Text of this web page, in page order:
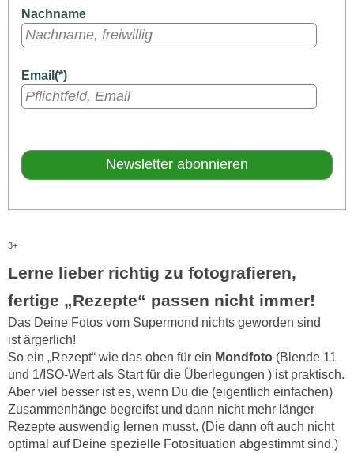
Nachname
Email(*)
3+
Lerne lieber richtig zu fotografieren,
fertige „Rezepte“ passen nicht immer!
Das Deine Fotos vom Supermond nichts geworden sind
ist ärgerlich!
So ein „Rezept“ wie das oben für ein Mondfoto (Blende 11
und 1/ISO-Wert als Start für die Überlegungen ) ist praktisch.
Aber viel besser ist es, wenn Du die (eigentlich einfachen)
Zusammenhänge begreifst und dann nicht mehr länger
Rezepte auswendig lernen musst. (Die dann oft auch nicht
optimal auf Deine spezielle Fotosituation abgestimmt sind.)